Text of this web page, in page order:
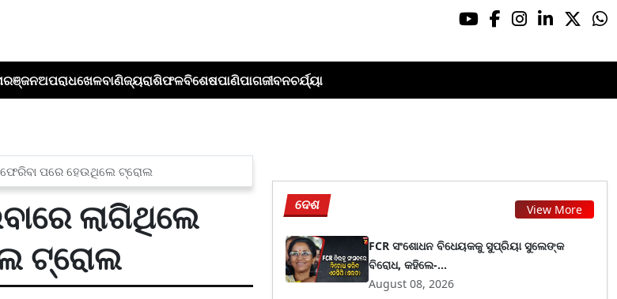
ଅପରାଧଖେଳବାଣିଜ୍ୟରାଶିଫଳବିଶେଷପାଣିପାଗଜୀବନଚର୍ଯ୍ୟା
ପରେ ହେଉଥିଲେ ଟ୍ରୋଲ
ଲାଗିଥିଲେ
ଟ୍ରୋଲ
ଦେଶ View More
FCR ସଂଶୋଧନ ବିଧେୟକକୁ ସୁପ୍ରିୟା ସୁଲେଙ୍କ
ବିରୋଧ, କହିଲେ-...
August 08, 2026